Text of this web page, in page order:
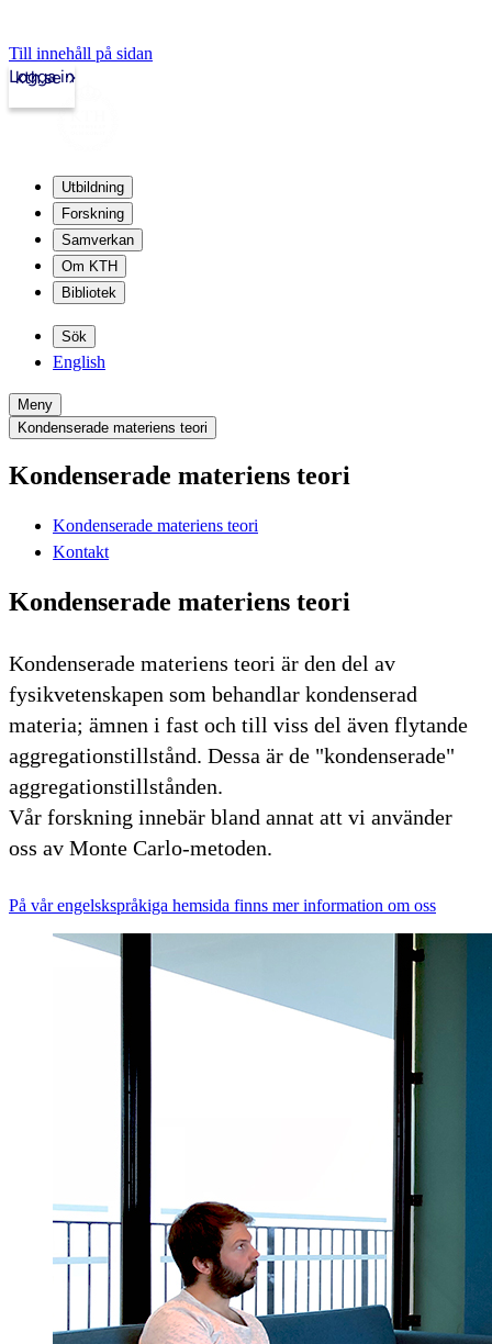
Till innehåll på sidan
kth.se
Logga in
Utbildning
Forskning
Samverkan
Om KTH
Bibliotek
Sök
English
Meny
Kondenserade materiens teori
Kondenserade materiens teori
Kondenserade materiens teori
Kontakt
Kondenserade materiens teori
Kondenserade materiens teori är den del av
fysikvetenskapen som behandlar kondenserad
materia; ämnen i fast och till viss del även flytande
aggregationstillstånd. Dessa är de "kondenserade"
aggregationstillstånden.
Vår forskning innebär bland annat att vi använder
oss av Monte Carlo-metoden.
På vår engelskspråkiga hemsida finns mer information om oss